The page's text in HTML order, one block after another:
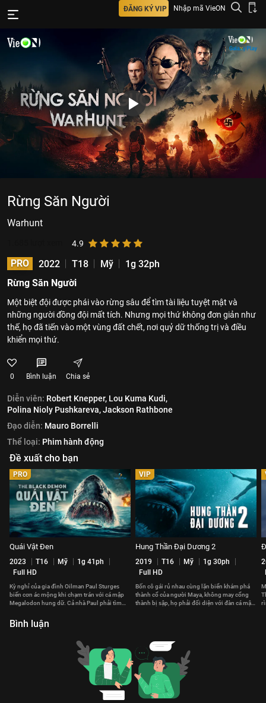
ĐĂNG KÝ VIP Nhập mã VieON
Rừng Săn Người
Warhunt
4.9
PRO 2022 T18 Mỹ
1g 32ph
Rừng Săn Người
Một biệt đội được phái vào rừng sâu để tìm tài liệu tuyệt mật và
những người đồng đội mất tích. Nhưng mọi thứ không đơn giản như
thế, họ đã tiến vào một vùng đất chết, nơi quỷ dữ thống trị và điều
khiển mọi thứ.
0 Bình luận Chia sẻ
Diễn viên: Robert Knepper, Lou Kuma Kudi,
Polina Nioly Pushkareva,Jackson Rathbone
Đạo diễn: Mauro Borrelli
Thể loại: Phim hành động
Đề xuất cho bạn
PRO
Quái Vật Đen
2023 T16 Mỹ
1g 41ph
Full HD
Kỳ nghỉ của gia đình Oilman Paul Sturges
biến cơn ác mộng khi chạm trán với cá mập
Megalodon hung dữ. Cả nhà Paul phải tìm
VIP
Hung Thần Đại Dương 2
2019 T16 Mỹ
1g 30ph
Full HD
Bốn cô gái rủ nhau cùng lặn biển khám phá
thành cổ của người Maya, không may cổng
thành bị sập, họ phải đối diện với đàn cá mập
Bình luận